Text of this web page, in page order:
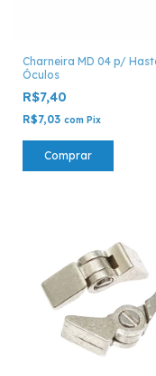
Charneira MD 04 p/
Óculos
R$7,40
R$7,03 com Pix
Comprar